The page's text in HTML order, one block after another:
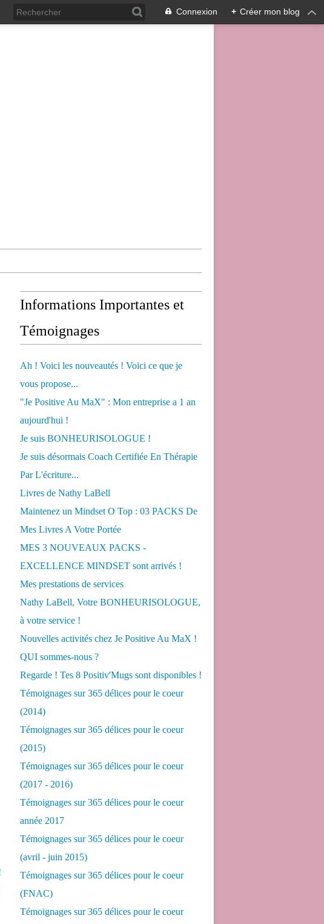
Connexion + Créer mon blog
Informations Importantes et
Témoignages
Ah ! Voici les nouveautés ! Voici ce que je
vous propose...
"Je Positive Au MaX" : Mon entreprise a 1 an
aujourd'hui !
Je suis BONHEURISOLOGUE !
Je suis désormais Coach Certifiée En Thérapie
Par L'écriture...
Livres de Nathy LaBell
Maintenez un Mindset O Top : 03 PACKS De
Mes Livres A Votre Portée
MES 3 NOUVEAUX PACKS -
EXCELLENCE MINDSET sont arrivés !
Mes prestations de services
Nathy LaBell, Votre BONHEURISOLOGUE,
à votre service !
Nouvelles activités chez Je Positive Au MaX !
QUI sommes-nous ?
Regarde ! Tes 8 Positiv'Mugs sont disponibles !
Témoignages sur 365 délices pour le coeur
(2014)
Témoignages sur 365 délices pour le coeur
(2015)
Témoignages sur 365 délices pour le coeur
(2017 - 2016)
Témoignages sur 365 délices pour le coeur
année 2017
Témoignages sur 365 délices pour le coeur
(avril - juin 2015)
Témoignages sur 365 délices pour le coeur
(FNAC)
Témoignages sur 365 délices pour le coeur